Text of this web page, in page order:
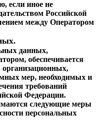
если иное не
Российской
между Оператором
данных,
обеспечивается
мер, необходимых и
требований
Федерации.
следующие меры
персональных